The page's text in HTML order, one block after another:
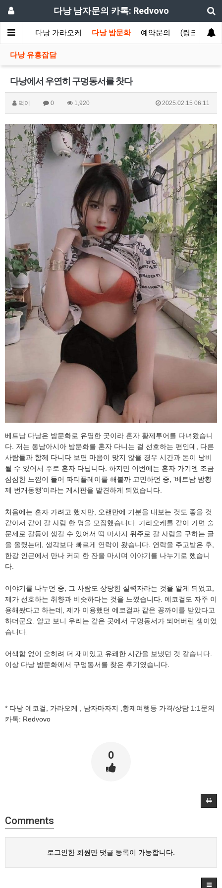
다낭 남자문의 카톡: Redvovo
코걸 다낭 가라오케 다낭 밤문화 예약문의 (링크)카톡
다낭 유흥잡담
다낭에서 우연히 구멍동서를 찻다
덕이 0 1,920 2025.02.15 06:11
베트남 다낭은 밤문화로 유명한 곳이라 혼자 황제투어를 다녀왔습니
다. 저는 동남아시아 밤문화를 혼자 다니는 걸 선호하는 편인데, 다른
사람들과 함께 다니다 보면 마음이 맞지 않을 경우 시간과 돈이 낭비
될 수 있어서 주로 혼자 다닙니다. 하지만 이번에는 혼자 가기엔 조금
심심한 느낌이 들어 파티플레이를 해볼까 고민하던 중, '베트남 밤황
제 번개동행'이라는 게시판을 발견하게 되었습니다.
처음에는 혼자 가려고 했지만, 오랜만에 기분을 내보는 것도 좋을 것
같아서 같이 갈 사람 한 명을 모집했습니다. 가라오케를 같이 가면 술
문제로 갈등이 생길 수 있어서 떡 마사지 위주로 갈 사람을 구하는 글
을 올렸는데, 생각보다 빠르게 연락이 왔습니다. 연락을 주고받은 후,
한강 인근에서 만나 커피 한 잔을 마시며 이야기를 나누기로 했습니
다.
이야기를 나누던 중, 그 사람도 상당한 실력자라는 것을 알게 되었고,
제가 선호하는 취향과 비슷하다는 것을 느꼈습니다. 에코걸도 자주 이
용해봤다고 하는데, 제가 이용했던 에코걸과 같은 꽁까이를 받았다고
하더군요. 알고 보니 우리는 같은 곳에서 구멍동서가 되어버린 셈이었
습니다.
어색함 없이 오히려 더 재미있고 유쾌한 시간을 보냈던 것 같습니다.
이상 다낭 밤문화에서 구멍동서를 찾은 후기였습니다.
* 다낭 에코걸, 가라오케 , 남자마자지 ,황제여행등 가격/상담 1:1문의
카톡: Redvovo
0
Comments
로그인한 회원만 댓글 등록이 가능합니다.